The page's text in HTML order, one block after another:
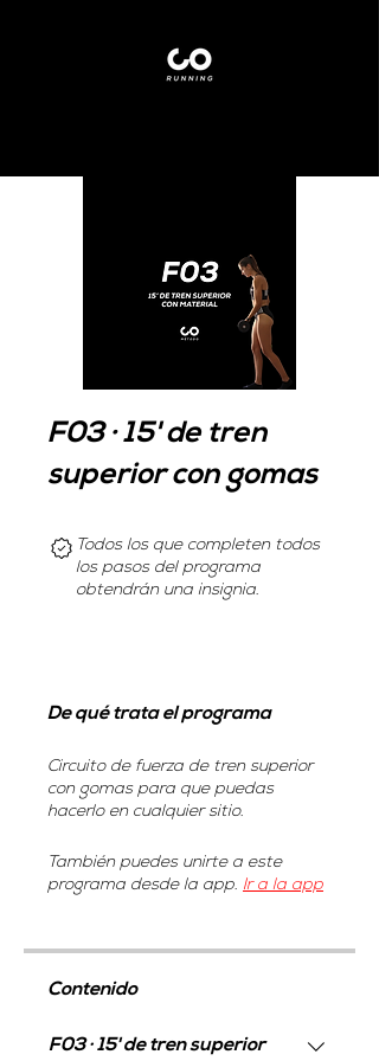
F03 · 15' de tren
superior con gomas
Todos los que completen todos
los pasos del programa
obtendrán una insignia.
De qué trata el programa
Circuito de fuerza de tren superior
con gomas para que puedas
hacerlo en cualquier sitio.
También puedes unirte a este
programa desde la app. Ir a la app
Contenido
F03 · 15' de tren superior